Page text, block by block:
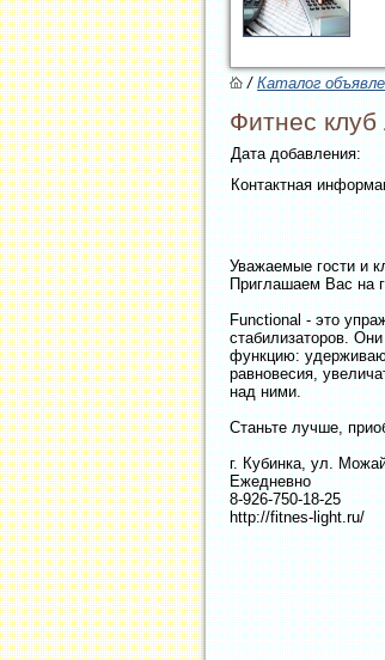
/Каталог
Фитнес клуб
Дата добавления:
Контактная
Уважаемые гости и
Приглашаем Вас на
Functional - это
стабилизаторов.
функцию:
равновесия,
над ними.
Станьте лучше,
г. Кубинка, ул.
Ежедневно
8-926-750-18-25
http://fitnes-light.ru/